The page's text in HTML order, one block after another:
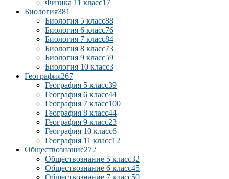
Физика 11 класс17
Биология381
Биология 5 класс88
Биология 6 класс76
Биология 7 класс84
Биология 8 класс73
Биология 9 класс59
Биология 10 класс3
География267
География 5 класс39
География 6 класс44
География 7 класс100
География 8 класс44
География 9 класс23
География 10 класс6
География 11 класс12
Обществознание272
Обществознание 5 класс32
Обществознание 6 класс45